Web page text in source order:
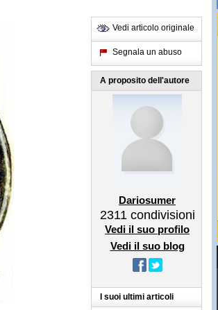
Vedi articolo originale
Segnala un abuso
A proposito dell'autore
Dariosumer
2311 condivisioni
Vedi il suo profilo
Vedi il suo blog
I suoi ultimi articoli